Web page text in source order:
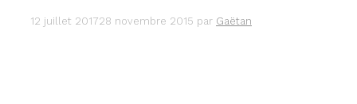
12 juillet 201728 novembre 2015 par Gaëtan